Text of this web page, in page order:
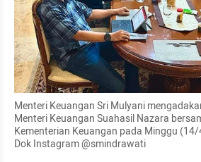
Menteri Keuangan Sri Mulyani
Menteri Keuangan Suahasil Nazara
Kementerian Keuangan pada Minggu
Dok Instagram @smindrawati